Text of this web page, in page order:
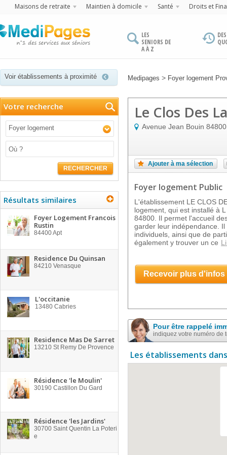
Maisons de retraite Maintien à domicile Santé Droits et
LES
SENIORS DE
A À Z
Voir établissements à proximité Medipages > Foyer logement
Votre recherche
Foyer logement
RECHERCHER
Résultats similaires
Foyer Logement Francois
Rustin
84400Apt
Residence Du Quinsan
84210 Venasque
L'occitanie
13480 Cabries
Residence Mas De Sarret
13210 St Remy De Provence
Résidence 'le Moulin'
30190 Castillon Du Gard
Résidence 'les Jardins'
30700 Saint Quentin La Poteri
e
Le Clos Des
Avenue Jean Bouin 84800
Ajouter à ma sélection
Foyer logement Public
L'établissement LE CLOS
logement, qui est installé à
84800. Il permet l'accueil
garder leur indépendance.
individuels, ainsi que de
également y trouver un ce
Recevoir plus d'infos
Pour être rappelé
indiquez votre numéro de
Les établissements